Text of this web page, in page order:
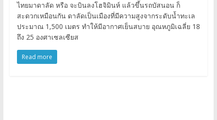
ไทยมาดาลัด หรือ จะบินลงโฮจิมินห์ แล้วขึ้นรถบัสนอน ก็
สะดวกเหมือนกัน ดาลัดเป็นเมืองที่มีความสูงจากระดับน้ำทะเล
ประมาณ 1,500 เมตร ทำให้มีอากาศเย็นสบาย อุณหภูมิเฉลี่ย 18
ถึง 25 องศาเซลเซียส
Read more